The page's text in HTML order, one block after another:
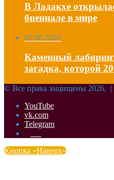
В Ладакхе
биеннале в мире
05.08.2026
Каменный
загадка, которой
© Все права защищены 2026, |
YouTube
vk.com
Telegram
Кнопка «Наверх»